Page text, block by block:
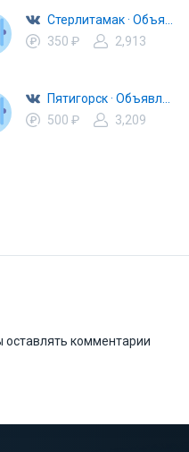
350 ₽
2,913
500 ₽
3,209
оставлять комментарии